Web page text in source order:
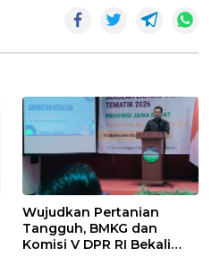
Wujudkan Pertanian
Tangguh, BMKG dan
Komisi V DPR RI Bekali